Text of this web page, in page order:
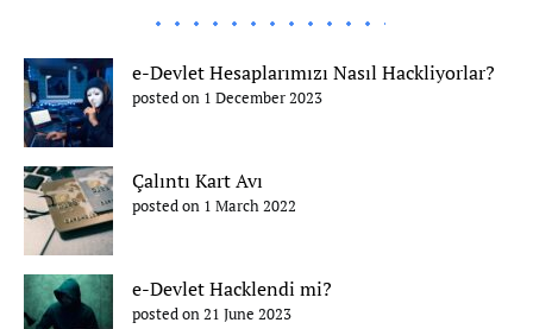
e-Devlet Hesaplarımızı Nasıl Hackliyorlar?
posted on 1 December 2023
Çalıntı Kart Avı
posted on 1 March 2022
e-Devlet Hacklendi mi?
posted on 21 June 2023